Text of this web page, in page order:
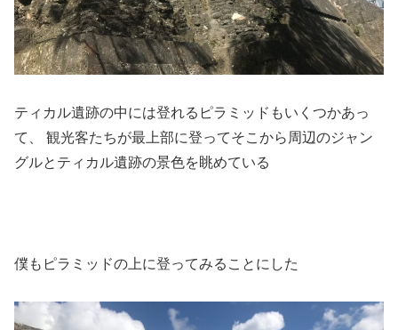
ティカル遺跡の中には登れるピラミッドもいくつかあっ
て、 観光客たちが最上部に登ってそこから周辺のジャン
グルとティカル遺跡の景色を眺めている
僕もピラミッドの上に登ってみることにした